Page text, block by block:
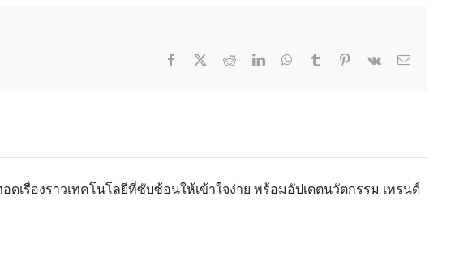
เรื่องราวเทคโนโลยีที่ซับซ้อนให้เข้าใจง่าย พร้อมอัปเดตนวัตกรรม เทรนด์